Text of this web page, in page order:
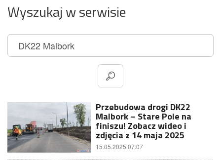
Wyszukaj w serwisie
Przebudowa drogi DK22
Malbork – Stare Pole na
finiszu! Zobacz wideo i
zdjęcia z 14 maja 2025
15.05.2025 07:07